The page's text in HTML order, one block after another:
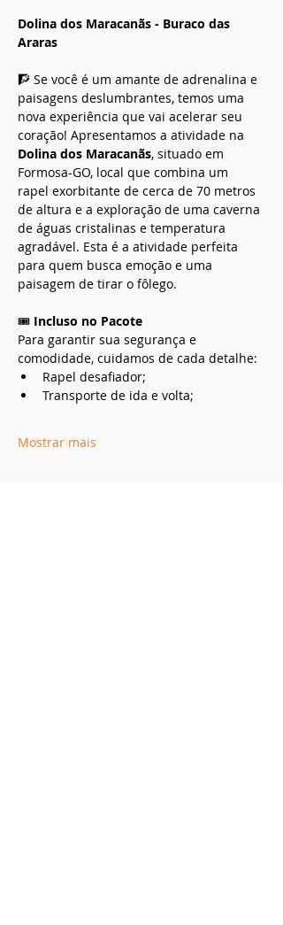
Dolina dos Maracanãs - Buraco das
Araras
🧗 Se você é um amante de adrenalina e
paisagens deslumbrantes, temos uma
nova experiência que vai acelerar seu
coração! Apresentamos a atividade na
Dolina dos Maracanãs, situado em
Formosa-GO, local que combina um
rapel exorbitante de cerca de 70 metros
de altura e a exploração de uma caverna
de águas cristalinas e temperatura
agradável. Esta é a atividade perfeita
para quem busca emoção e uma
paisagem de tirar o fôlego.
🎟️ Incluso no Pacote
Para garantir sua segurança e
comodidade, cuidamos de cada detalhe:
Rapel desafiador;
Transporte de ida e volta;
Mostrar mais